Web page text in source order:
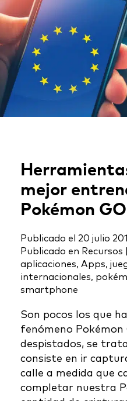
mejor
Pokémon GO
Publicado el 20 julio
Publicado en Recursos
aplicaciones, Apps,
internacionales,
smartphone
Son pocos los que
fenómeno Pokémon
despistados, se
consiste en ir
calle a medida que
completar nuestra